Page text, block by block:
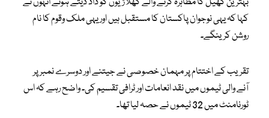
کہا کہ یہی نوجوان پاکستان کا مستقبل ہیں اور یہی ملک وقوم کا نام
روشن کرینگے۔
تقریب کے اختتام پر مہمان خصوصی نے جیتنے اور دوسرے نمبر پر
آنے والی ٹیموں میں نقد انعامات اور ٹرافی تقسیم کی۔ واضح رہے کہ اس
ٹورنامنٹ میں 32 ٹیموں نے حصہ لیا تھا۔